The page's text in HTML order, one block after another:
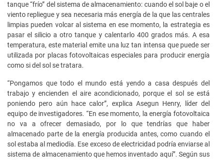
tanque “frío” del sistema de almacenamiento: cuando el sol baje o el
viento repliegue y sea necesaria más energía de la que las centrales
limpias pueden volcar al sistema en ese momento, la estrategia es
pasar el silicio a otro tanque y calentarlo 400 grados más. A esa
temperatura, este material emite una luz tan intensa que puede ser
utilizada por placas fotovoltaicas especiales para producir energía
como si del sol se tratara.
“Pongamos que todo el mundo está yendo a casa después del
trabajo y encienden el aire acondicionado, porque el sol se está
poniendo pero aún hace calor”, explica Asegun Henry, líder del
equipo de investigadores. “En ese momento, la energía fotovoltaica
no va a ofrecer demasiado, por lo que tendrías que haber
almacenado parte de la energía producida antes, como cuando el
sol estaba al mediodía. Ese exceso de electricidad podría enviarse al
sistema de almacenamiento que hemos inventado aquí”. Según sus